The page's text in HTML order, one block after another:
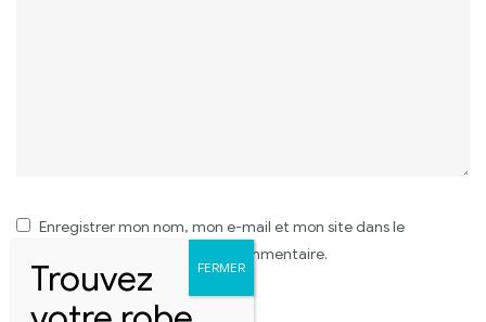
Enregistrer mon nom, mon e-mail et mon site dans le
navigateur pour mon prochain commentaire.